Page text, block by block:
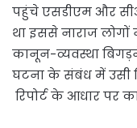
पहुंचे एसडीएम और
था इससे नाराज लोगों
कानून-व्यवस्था
घटना के संबंध में उसी
रिपोर्ट के आधार पर